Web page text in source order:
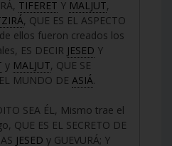
TIFERET Y MALJUT,
, QUE ES EL ASPECTO
ellos fueron creados los
ES DECIR JESED Y
y MALJUT, QUE SE
MUNDO DE ASIÁ.
SEA ÉL, Mismo trae el
QUE ES EL SECRETO DE
JESED y GUEVURÁ; Y